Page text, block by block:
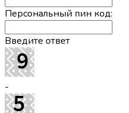
Персональный пин код:
Введите ответ
-